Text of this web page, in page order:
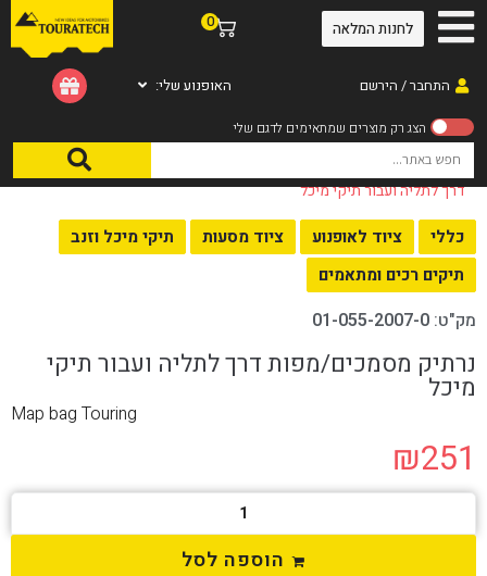
התחבר / הירשם
0
האופנוע שלי:
לחנות המלאה
עמוד הבית/
/ נרתיק מסמכים/מפות
דרך לתליה ועבור תיקי מיכל
כללי ציוד לאופנוע ציוד מסעות
תיקי מיכל וזנב
תיקים רכים ומתאמים
מק"ט: 01-055-2007-0
נרתיק מסמכים/מפות דרך לתליה ועבור תיקי
מיכל
Map bag Touring
₪251
הוספה לסל